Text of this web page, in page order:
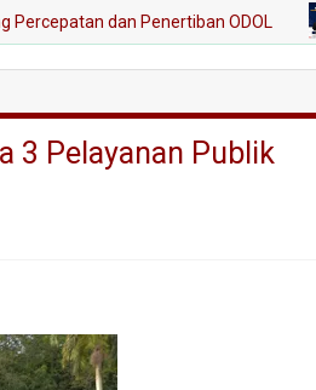
dan Penertiban ODOL
3 Pelayanan Publik